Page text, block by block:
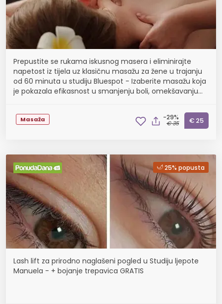
Prepustite se rukama iskusnog masera i eliminirajte
napetost iz tijela uz klasičnu masažu za žene u trajanju
od 60 minuta u studiju Bluespot - Izaberite masažu koja
je pokazala efikasnost u smanjenju boli, omekšavanju
Masaža -29%
€ 35 € 25
25% popusta
Lash lift za prirodno naglašeni pogled u Studiju ljepote
Manuela - + bojanje trepavica GRATIS